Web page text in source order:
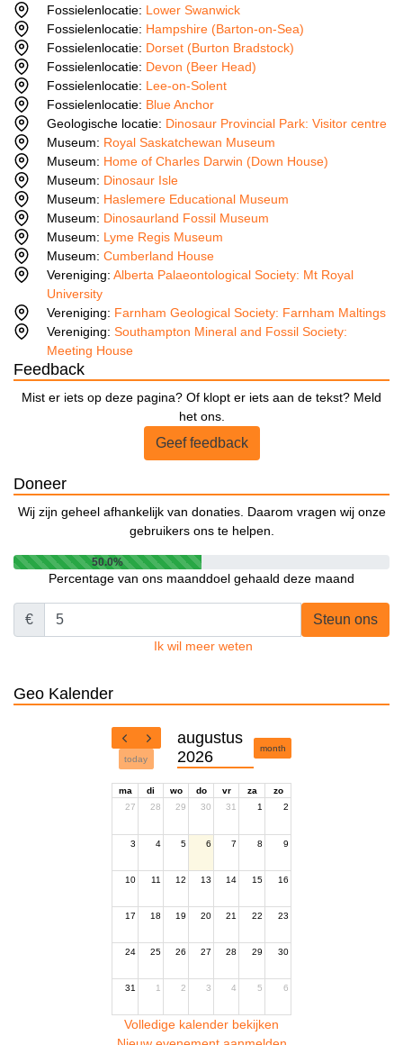
Fossielenlocatie: Lower Swanwick
Fossielenlocatie: Hampshire (Barton-on-Sea)
Fossielenlocatie: Dorset (Burton Bradstock)
Fossielenlocatie: Devon (Beer Head)
Fossielenlocatie: Lee-on-Solent
Fossielenlocatie: Blue Anchor
Geologische locatie: Dinosaur Provincial Park: Visitor centre
Museum: Royal Saskatchewan Museum
Museum: Home of Charles Darwin (Down House)
Museum: Dinosaur Isle
Museum: Haslemere Educational Museum
Museum: Dinosaurland Fossil Museum
Museum: Lyme Regis Museum
Museum:Cumberland House
Vereniging:Alberta Palaeontological Society: Mt Royal
University
Vereniging: Farnham Geological Society: Farnham Maltings
Vereniging:Southampton Mineral and Fossil Society:
Meeting House
Feedback
Mist er iets op deze pagina? Of klopt er iets aan de tekst? Meld
het ons.
Geef feedback
Doneer
Wij zijn geheel afhankelijk van donaties. Daarom vragen wij onze
gebruikers ons te helpen.
50.0%
Percentage van ons maanddoel gehaald deze maand
€ Steun ons
Ik wil meer weten
Geo Kalender
today
augustus
2026
month
ma di wo do vr za
zo
27
28 29 30 31 1 2
3 4 5 6 7 8 9
10 11 12 13 14 15 16
17 18 19 20 21 22 23
24 25 26 27 28 29 30
31 1 2 3 4 5 6
Volledige kalender bekijken